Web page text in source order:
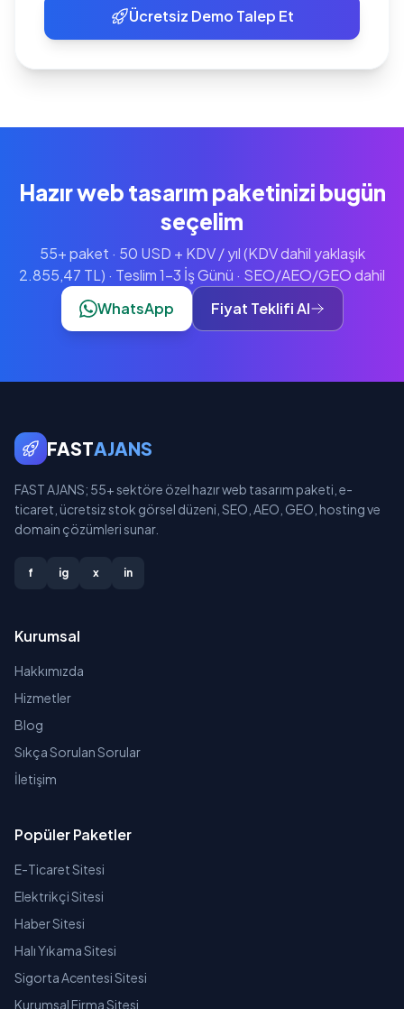
Ücretsiz Demo Talep Et
Hazır web tasarım paketinizi bugün
seçelim
55+ paket · 50 USD + KDV / yıl (KDV dahil yaklaşık
2.855,47 TL) · Teslim 1-3 İş Günü · SEO/AEO/GEO dahil
WhatsApp
Fiyat Teklifi Al
FASTAJANS
FAST AJANS; 55+ sektöre özel hazır web tasarım paketi, e-
ticaret, ücretsiz stok görsel düzeni, SEO, AEO, GEO, hosting ve
domain çözümleri sunar.
f ig x in
Kurumsal
Hakkımızda
Hizmetler
Blog
Sıkça Sorulan Sorular
İletişim
Popüler Paketler
E-Ticaret Sitesi
Elektrikçi Sitesi
Haber Sitesi
Halı Yıkama Sitesi
Sigorta Acentesi Sitesi
Kurumsal Firma Sitesi